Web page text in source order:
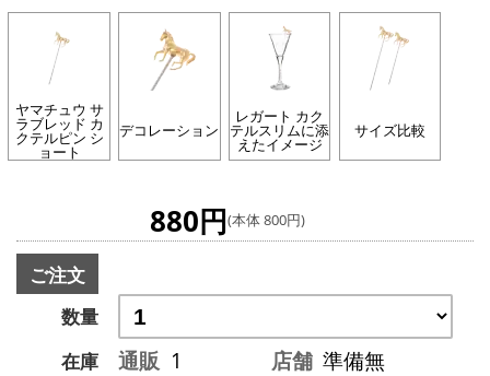
ヤマチュウ サ
ラブレッド カ
クテルピン シ
ョート
デコレーション
レガート カク
テルスリムに添
えたイメージ
サイズ比較
880円(本体 800円)
ご注文
数量
在庫
通販 1 店舗 準備無